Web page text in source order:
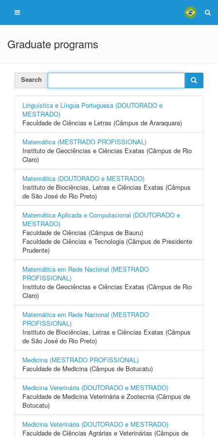
Graduate programs
Search
Linguística e Língua Portuguesa (DOUTORADO e
MESTRADO)
Faculdade de Ciências e Letras (Câmpus de Araraquara)
Matemática (MESTRADO PROFISSIONAL)
Instituto de Geociências e Ciências Exatas (Câmpus de Rio
Claro)
Matemática (DOUTORADO e MESTRADO)
Instituto de Biociências, Letras e Ciências Exatas (Câmpus
de São José do Rio Preto)
Matemática Aplicada e Computacional (DOUTORADO e
MESTRADO)
Faculdade de Ciências (Câmpus de Bauru)
Faculdade de Ciências e Tecnologia (Câmpus de Presidente
Prudente)
Matemática em Rede Nacional (MESTRADO
PROFISSIONAL)
Instituto de Geociências e Ciências Exatas (Câmpus de Rio
Claro)
Matemática em Rede Nacional (MESTRADO
PROFISSIONAL)
Instituto de Biociências, Letras e Ciências Exatas (Câmpus
de São José do Rio Preto)
Medicina (MESTRADO PROFISSIONAL)
Faculdade de Medicina (Câmpus de Botucatu)
Medicina Veterinária (DOUTORADO e MESTRADO)
Faculdade de Medicina Veterinária e Zootecnia (Câmpus de
Botucatu)
Medicina Veterinária (DOUTORADO e MESTRADO)
Faculdade de Ciências Agrárias e Veterinárias (Câmpus de